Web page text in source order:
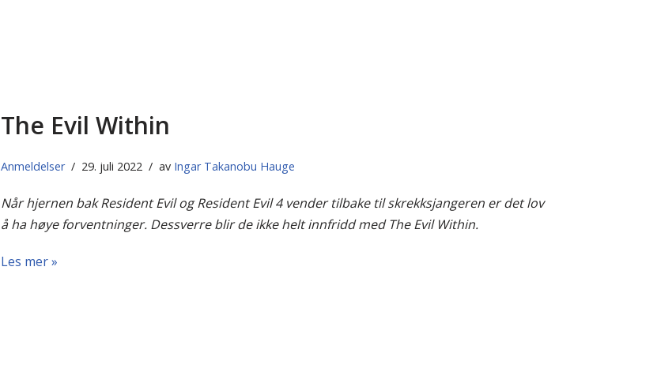
The Evil Within
Anmeldelser 29. juli 2022 av Ingar Takanobu Hauge
Når hjernen bak Resident Evil og Resident Evil 4 vender tilbake til skrekksjangeren er det lov
å ha høye forventninger. Dessverre blir de ikke helt innfridd med The Evil Within.
Les mer »